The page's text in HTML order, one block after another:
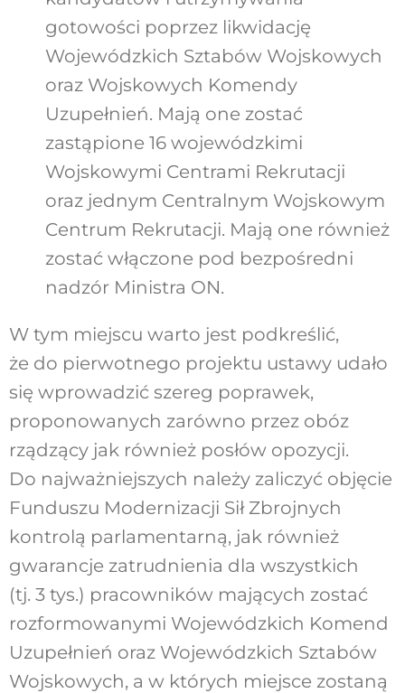
gotowości poprzez likwidację
Wojewódzkich Sztabów Wojskowych
oraz Wojskowych Komendy
Uzupełnień. Mają one zostać
zastąpione 16 wojewódzkimi
Wojskowymi Centrami Rekrutacji
oraz jednym Centralnym Wojskowym
Centrum Rekrutacji. Mają one również
zostać włączone pod bezpośredni
nadzór Ministra ON.
W tym miejscu warto jest podkreślić,
że do pierwotnego projektu ustawy udało
się wprowadzić szereg poprawek,
proponowanych zarówno przez obóz
rządzący jak również posłów opozycji.
Do najważniejszych należy zaliczyć objęcie
Funduszu Modernizacji Sił Zbrojnych
kontrolą parlamentarną, jak również
gwarancje zatrudnienia dla wszystkich
(tj. 3 tys.) pracowników mających zostać
rozformowanymi Wojewódzkich Komend
Uzupełnień oraz Wojewódzkich Sztabów
Wojskowych, a w których miejsce zostaną